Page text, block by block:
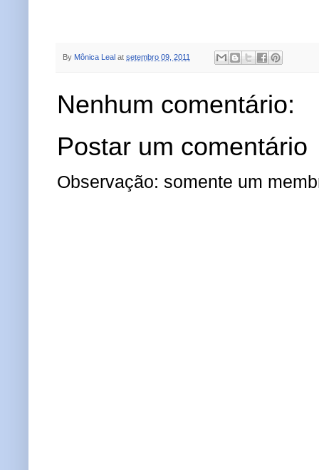
By Mônica Leal at setembro 09, 2011
Nenhum comentário:
Postar um comentário
Observação: somente um